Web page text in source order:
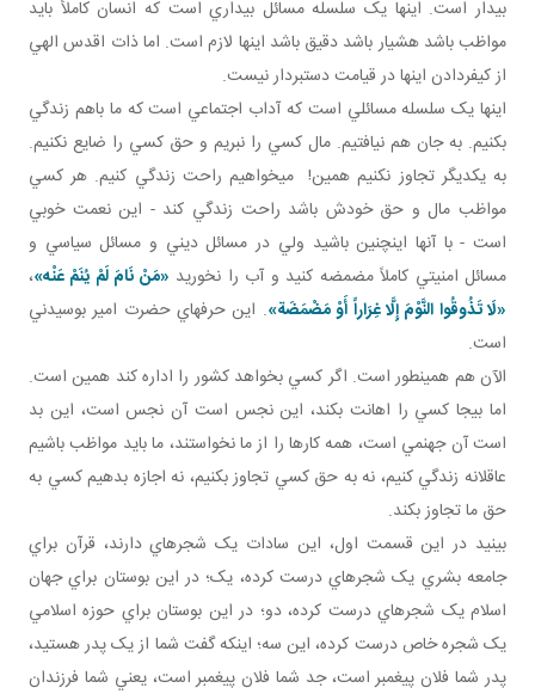
بيدار است. اينها يک سلسله مسائل بيداري است که انسان کاملاً بايد
مواظب باشد هشيار باشد دقيق باشد اينها لازم است. اما ذات اقدس الهي
از کيفردادن اينها در قيامت دست بردار نيست.
اينها يک سلسله مسائلي است که آداب اجتماعي است که ما باهم زندگي
بکنيم. به جان هم نيافتيم. مال کسي را نبريم و حق کسي را ضايع نکنيم.
به يکديگر تجاوز نکنيم همين! مي خواهيم راحت زندگي کنيم. هر کسي
مواظب مال و حق خودش باشد راحت زندگي کند - اين نعمت خوبي
است - با آنها اين چنين باشيد ولي در مسائل ديني و مسائل سياسي و
مسائل امنيتي کاملاً مضمضه کنيد و آب را نخوريد «مَنْ‏ نَامَ‏ لَمْ‏ يُنَمْ‏ عَنْه‏»،
«لَا تَذُوقُوا النَّوْمَ إِلَّا غِرَاراً أَوْ مَضْمَضَة». اين حرف هاي حضرت امير بوسيدني
است.
الآن هم همينطور است. اگر کسي بخواهد کشور را اداره کند همين است.
اما بيجا کسي را اهانت بکند، اين نجس است آن نجس است، اين بد
است آن جهنمي است، همه کارها را از ما نخواستند، ما بايد مواظب باشيم
عاقلانه زندگي کنيم، نه به حق کسي تجاوز بکنيم، نه اجازه بدهيم کسي به
حق ما تجاوز بکند.
بينيد در اين قسمت اول، اين سادات يک شجره اي دارند، قرآن براي
جامعه بشري يک شجره اي درست کرده، يک؛ در اين بوستان براي جهان
اسلام يک شجره اي درست کرده، دو؛ در اين بوستان براي حوزه اسلامي
يک شجره خاص درست کرده، اين سه؛ اينکه گفت شما از يک پدر هستيد،
پدر شما فلان پيغمبر است، جد شما فلان پيغمبر است، يعني شما فرزندان